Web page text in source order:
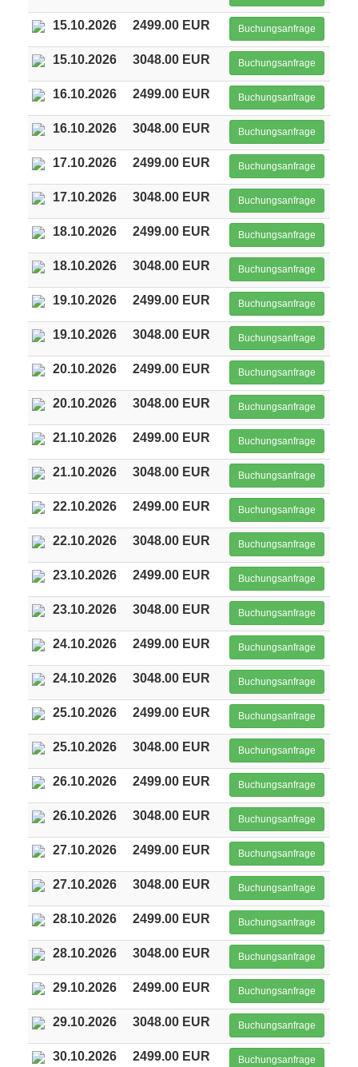
15.10.2026 2499.00 EUR Buchungsanfrage
15.10.2026 3048.00 EUR Buchungsanfrage
16.10.2026 2499.00 EUR Buchungsanfrage
16.10.2026 3048.00 EUR Buchungsanfrage
17.10.2026 2499.00 EUR Buchungsanfrage
17.10.2026 3048.00 EUR Buchungsanfrage
18.10.2026 2499.00 EUR Buchungsanfrage
18.10.2026 3048.00 EUR Buchungsanfrage
19.10.2026 2499.00 EUR Buchungsanfrage
19.10.2026 3048.00 EUR Buchungsanfrage
20.10.2026 2499.00 EUR Buchungsanfrage
20.10.2026 3048.00 EUR Buchungsanfrage
21.10.2026 2499.00 EUR Buchungsanfrage
21.10.2026 3048.00 EUR Buchungsanfrage
22.10.2026 2499.00 EUR Buchungsanfrage
22.10.2026 3048.00 EUR Buchungsanfrage
23.10.2026 2499.00 EUR Buchungsanfrage
23.10.2026 3048.00 EUR Buchungsanfrage
24.10.2026 2499.00 EUR Buchungsanfrage
24.10.2026 3048.00 EUR Buchungsanfrage
25.10.2026 2499.00 EUR Buchungsanfrage
25.10.2026 3048.00 EUR Buchungsanfrage
26.10.2026 2499.00 EUR Buchungsanfrage
26.10.2026 3048.00 EUR Buchungsanfrage
27.10.2026 2499.00 EUR Buchungsanfrage
27.10.2026 3048.00 EUR Buchungsanfrage
28.10.2026 2499.00 EUR Buchungsanfrage
28.10.2026 3048.00 EUR Buchungsanfrage
29.10.2026 2499.00 EUR Buchungsanfrage
29.10.2026 3048.00 EUR Buchungsanfrage
30.10.2026 2499.00 EUR Buchungsanfrage